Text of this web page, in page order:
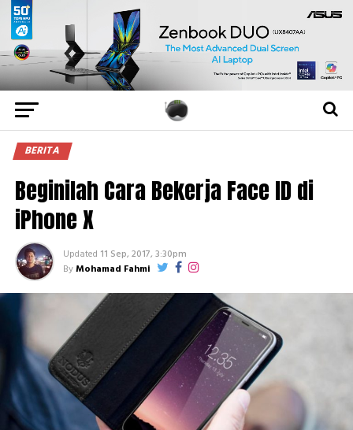
BERITA
Beginilah Cara Bekerja Face ID di
iPhone X
Updated 11 Sep, 2017, 3:30pm
ByMohamad Fahmi